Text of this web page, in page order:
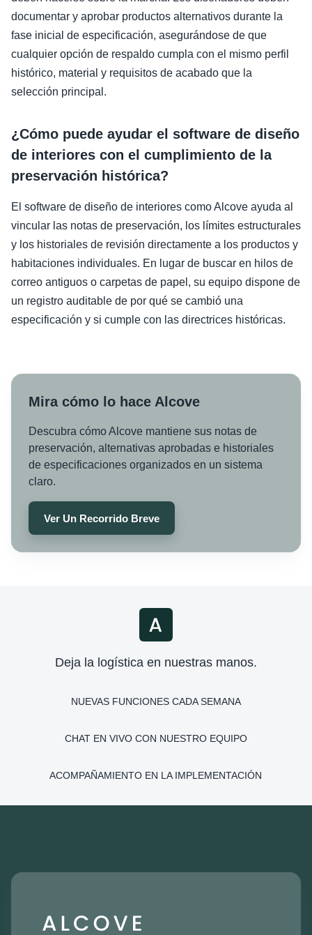
documentar y aprobar productos alternativos durante la
fase inicial de especificación, asegurándose de que
cualquier opción de respaldo cumpla con el mismo perfil
histórico, material y requisitos de acabado que la
selección principal.
¿Cómo puede ayudar el software de diseño
de interiores con el cumplimiento de la
preservación histórica?
El software de diseño de interiores como Alcove ayuda al
vincular las notas de preservación, los límites estructurales
y los historiales de revisión directamente a los productos y
habitaciones individuales. En lugar de buscar en hilos de
correo antiguos o carpetas de papel, su equipo dispone de
un registro auditable de por qué se cambió una
especificación y si cumple con las directrices históricas.
Mira cómo lo hace Alcove
Descubra cómo Alcove mantiene sus notas de
preservación, alternativas aprobadas e historiales
de especificaciones organizados en un sistema
claro.
Ver Un Recorrido Breve
Deja la logística en nuestras manos.
NUEVAS FUNCIONES CADA SEMANA
CHAT EN VIVO CON NUESTRO EQUIPO
ACOMPAÑAMIENTO EN LA IMPLEMENTACIÓN